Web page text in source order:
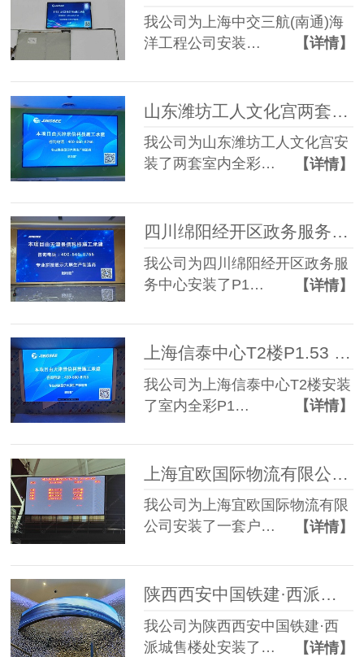
我公司为上海中交三航(南通)海
洋工程公司安装…
【详情】
山东潍坊工人文化宫两套P2 LED显示屏
我公司为山东潍坊工人文化宫安
装了两套室内全彩…
【详情】
四川绵阳经开区政务服务中心P1.86 LED显示屏+单色P4.75字幕屏
我公司为四川绵阳经开区政务服
务中心安装了P1…
【详情】
上海信泰中心T2楼P1.53 LED显示屏
我公司为上海信泰中心T2楼安装
了室内全彩P1…
【详情】
上海宜欧国际物流有限公司户外P5 LED显示屏
我公司为上海宜欧国际物流有限
公司安装了一套户…
【详情】
陕西西安中国铁建·西派城售楼处软模组P1.86 LED显示屏
我公司为陕西西安中国铁建·西
派城售楼处安装了…
【详情】